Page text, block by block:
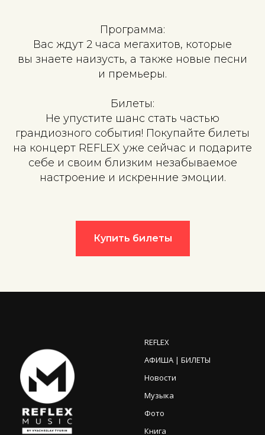
Программа:
Вас ждут 2 часа мегахитов, которые
вы знаете наизусть, а также новые песни
и премьеры.
Билеты:
Не упустите шанс стать частью
грандиозного события! Покупайте билеты
на концерт REFLEX уже сейчас и подарите
себе и своим близким незабываемое
настроение и искренние эмоции.
Купить билеты
REFLEX
АФИША | БИЛЕТЫ
Новости
Музыка
Фото
Книга